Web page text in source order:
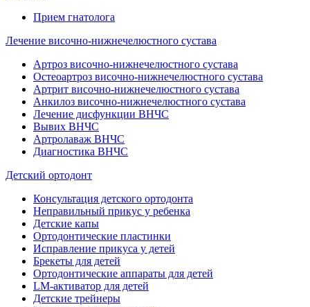
Прием гнатолога
Лечение височно-нижнечелюстного сустава
Артроз височно-нижнечелюстного сустава
Остеоартроз височно-нижнечелюстного сустава
Артрит височно-нижнечелюстного сустава
Анкилоз височно-нижнечелюстного сустава
Лечение дисфункции ВНЧС
Вывих ВНЧС
Артролаваж ВНЧС
Диагностика ВНЧС
Детский ортодонт
Консультация детского ортодонта
Неправильный прикус у ребенка
Детские капы
Ортодонтические пластинки
Исправление прикуса у детей
Брекеты для детей
Ортодонтические аппараты для детей
LM-активатор для детей
Детские трейнеры